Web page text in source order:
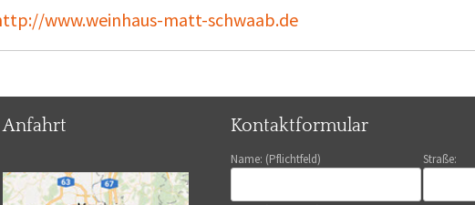
www.weinhaus-matt-schwaab.de
Anfahrt Kontaktformular
Name: (Pflichtfeld) Straße: